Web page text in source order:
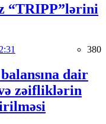
“TRIPP”lərini
380
dair
zəifliklərin